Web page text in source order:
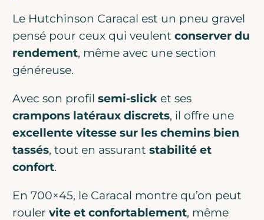
Le Hutchinson Caracal est un pneu gravel
pensé pour ceux qui veulentconserver du
rendement, même avec une section
généreuse.
Avec son profilsemi-slick et ses
crampons latéraux discrets, il offre une
excellente vitesse sur les chemins bien
tassés, tout en assurantstabilité et
confort.
En 700×45, le Caracal montre qu’on peut
roulervite et confortablement, même